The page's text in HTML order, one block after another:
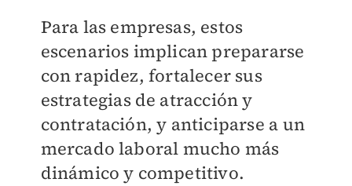
Para las empresas, estos
escenarios implican prepararse
con rapidez, fortalecer sus
estrategias de atracción y
contratación, y anticiparse a un
mercado laboral mucho más
dinámico y competitivo.